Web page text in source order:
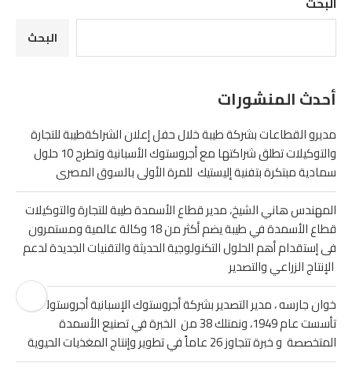
البحث
أحدث المنشورات
مديرو القطاعات بشركة طيبة خلال حفل إعلان الشراكةطيبة للتجارة
والتوكيلات تطلق شراكتها مع أجروستوك الأسبانية وتطرح 10 حلول
سمادية مبتكرة بتفنية إليستيك للمرة الأولى بالسوق المصرى
المهندس هاني الشيخ، مدير قطاع الأسمدة طيبة للتجارة والتوكيلات
قطاع الأسمدة في طيبة يضم أكثر من 18 وكالة عالمية ومستمرون
فى إستقدام أهم الحلول التكنولوجية الحديثة والتقنيات الجديدة لدعم
الإنتاج الزراعي والتصدير
خوان جارسه ، مدير التصدير بشركة أجروستوك الإسبانية أجروستوك
تأسست عام 1949، ونمتلك 38 من الخبرة في تصنيع الأسمدة
المتخصصة و خبرة تتجاوز 26 عاماً في تطوير وإنتاج المغذيات الحيوية